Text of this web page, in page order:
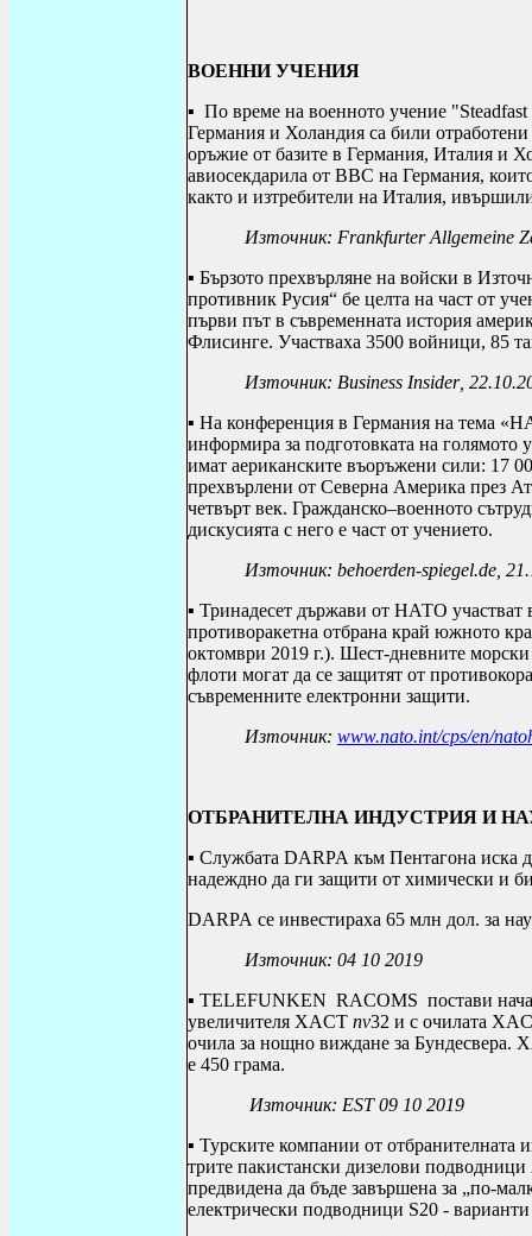
ВОЕННИ УЧЕНИЯ
▪ По време на военното учение "
Германия и Холандия са били
оръжие от базите в Германия, Италия и
авиосекдарила от ВВС на Германия,
както и изтребители на Италия,
Източник: Frankfurter Allgemeine
▪ Бързото прехвърляне на войски в
противник Русия“ бе целта на част от
първи път в съвременната история
Флисинге. Участваха 3500 войници, 85
Източник: Business Insider,
▪ На конференция в Германия на тема
информира за подготовката на
имат аериканските въоръжени сили: 17
прехвърлени от Северна Америка през
четвърт век. Гражданско–военното
дискусията с него е част от учението.
Източник: behoerden-spiegel.de ,
▪ Тринадесет държави от НАТО
противоракетна отбрана край южното
октомври 2019 г.). Шест-дневните
флоти могат да се защитят от
съвременните електронни защити.
Източник: www.nato.int/cps/en/
ОТБРАНИТЕЛНА ИНДУСТРИЯ И
▪ Службата DARPA към Пентагона иска
надеждно да ги защити от химически и
DARPA се инвестираха 65 млн дол. за
Източник: 04 10 2019
▪ TELEFUNKEN RACOMS постави
увеличителя XACT nv32 и с очилата
очила за нощно виждане за Бундесвера.
е 450 грама.
Източник: EST 09 10 2019
▪ Турските компании от отбранителната
трите пакистански дизелови
предвидена да бъде завършена за „по-
електрически подводници S20 - варианти